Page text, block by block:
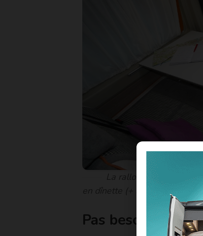
La rallonge de table
en dînette (+ 322 €). Le 2
Pas besoin de